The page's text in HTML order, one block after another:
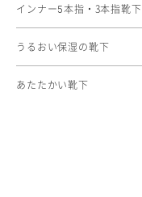
インナー5本指・3本指靴下
うるおい保湿の靴下
あたたかい靴下